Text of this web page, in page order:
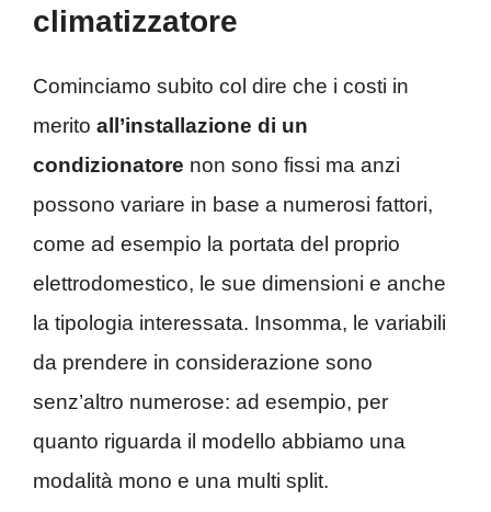
climatizzatore
Cominciamo subito col dire che i costi in
merito all’installazione di un
condizionatore non sono fissi ma anzi
possono variare in base a numerosi fattori,
come ad esempio la portata del proprio
elettrodomestico, le sue dimensioni e anche
la tipologia interessata. Insomma, le variabili
da prendere in considerazione sono
senz’altro numerose: ad esempio, per
quanto riguarda il modello abbiamo una
modalità mono e una multi split.